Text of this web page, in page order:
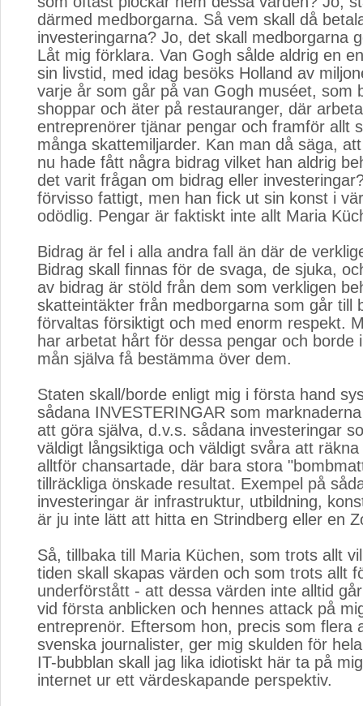
därmed medborgarna. Så vem skall då
investeringarna? Jo, det skall medborgarna
Låt mig förklara. Van Gogh sålde aldrig en
sin livstid, med idag besöks Holland av
varje år som går på van Gogh muséet, som
shoppar och äter på restauranger, där
entreprenörer tjänar pengar och framför allt
många skattemiljarder. Kan man då säga,
nu hade fått några bidrag vilket han aldrig
det varit frågan om bidrag eller
förvisso fattigt, men han fick ut sin konst i
odödlig. Pengar är faktiskt inte allt Maria
Bidrag är fel i alla andra fall än där de
Bidrag skall finnas för de svaga, de sjuka,
av bidrag är stöld från dem som verkligen
skatteintäkter från medborgarna som går till
förvaltas försiktigt och med enorm respekt.
har arbetat hårt för dessa pengar och borde
mån själva få bestämma över dem.
Staten skall/borde enligt mig i första hand
sådana INVESTERINGAR som
att göra själva, d.v.s. sådana investeringar
väldigt långsiktiga och väldigt svåra att
alltför chansartade, där bara stora
tillräckliga önskade resultat. Exempel på
investeringar är infrastruktur, utbildning,
är ju inte lätt att hitta en Strindberg eller en
Så, tillbaka till Maria Küchen, som trots allt
tiden skall skapas värden och som trots allt
underförstått - att dessa värden inte alltid
vid första anblicken och hennes attack på
entreprenör. Eftersom hon, precis som flera
svenska journalister, ger mig skulden för
IT-bubblan skall jag lika idiotiskt här ta på
internet ur ett värdeskapande perspektiv.